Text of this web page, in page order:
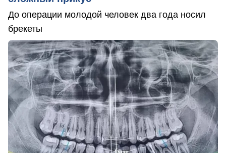
До операции молодой человек два года носил
брекеты